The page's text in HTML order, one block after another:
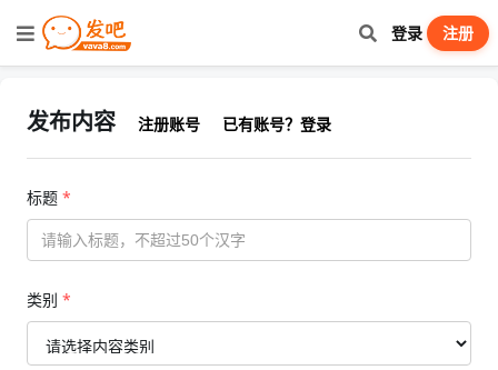
登录 注册
发布内容 注册账号 已有账号？登录
标题 *
类别 *